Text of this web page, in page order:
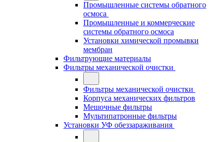
Промышленные системы обратного
осмоса
Промышленные и коммерческие
системы обратного осмоса
Установки химической промывки
мембран
Фильтрующие материалы
Фильтры механической очистки
Фильтры механической очистки
Корпуса механических фильтров
Мешочные фильтры
Мультипатронные фильтры
Установки УФ обеззараживания